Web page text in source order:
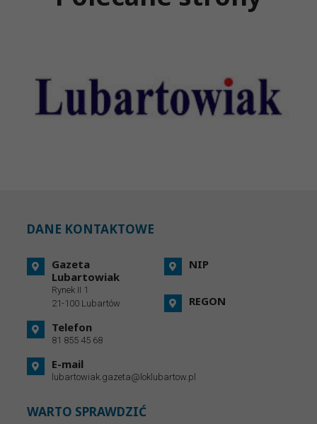
DANE KONTAKTOWE
Gazeta
Lubartowiak
Rynek II 1
21-100 Lubartów
Telefon
81 855 45 68
E-mail
lubartowiak.gazeta@loklubartow.pl
NIP
REGON
WARTO SPRAWDZIĆ